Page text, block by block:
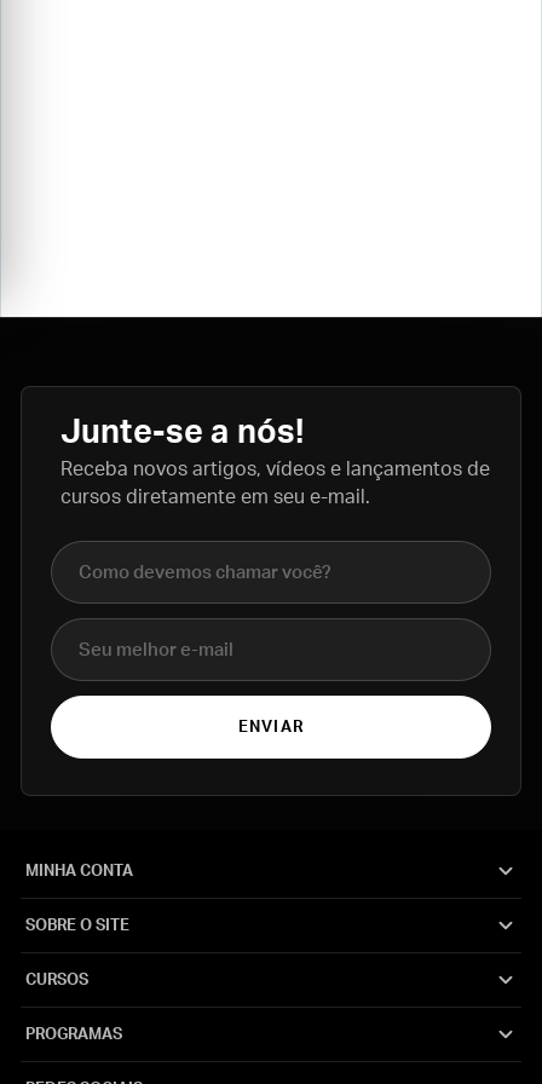
Junte-se a nós!
Receba novos artigos, vídeos e lançamentos de
cursos diretamente em seu e-mail.
Nome completo
E-mail
ENVIAR
MINHA CONTA
SOBRE O SITE
CURSOS
PROGRAMAS